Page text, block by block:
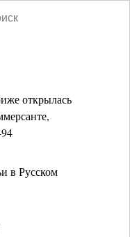
открылась
в Русском